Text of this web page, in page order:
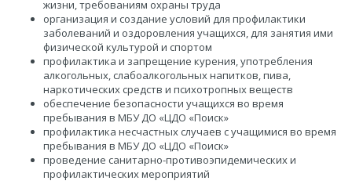
жизни, требованиям охраны труда
организация и создание условий для профилактики
заболеваний и оздоровления учащихся, для занятия ими
физической культурой и спортом
профилактика и запрещение курения, употребления
алкогольных, слабоалкогольных напитков, пива,
наркотических средств и психотропных веществ
обеспечение безопасности учащихся во время
пребывания в МБУ ДО «ЦДО «Поиск»
профилактика несчастных случаев с учащимися во время
пребывания в МБУ ДО «ЦДО «Поиск»
проведение санитарно-противоэпидемических и
профилактических мероприятий